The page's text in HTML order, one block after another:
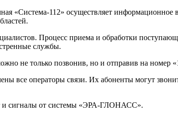
«Система-112» осуществляет
Процесс приема и обработки
службы.
не только позвонив, но и отправив на номер
все операторы связи. Их абоненты могут
и сигналы от системы «ЭРА-ГЛОНАСС».